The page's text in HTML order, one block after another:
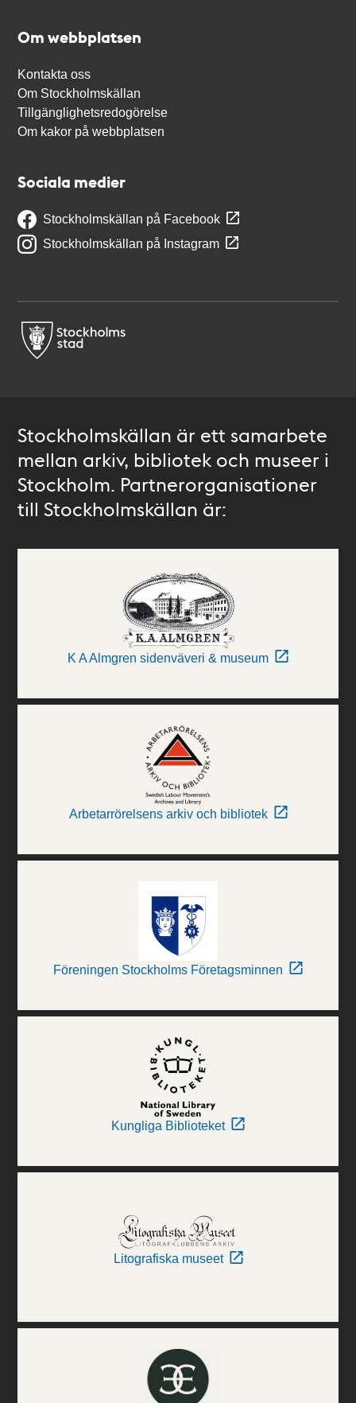
Om webbplatsen
Kontakta oss
Om Stockholmskällan
Tillgänglighetsredogörelse
Om kakor på webbplatsen
Sociala medier
Stockholmskällan på Facebook
Stockholmskällan på Instagram
Stockholmskällan är ett samarbete
mellan arkiv, bibliotek och museer i
Stockholm. Partnerorganisationer
till Stockholmskällan är:
K A Almgren sidenväveri & museum
Arbetarrörelsens arkiv och bibliotek
Föreningen Stockholms Företagsminnen
Kungliga Biblioteket
Litografiska museet